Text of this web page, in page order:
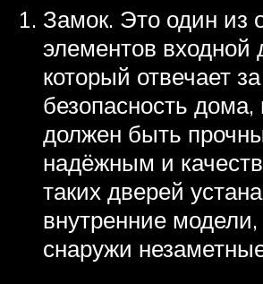
Замок. Это один из
элементов входной
который отвечает за
безопасность дома,
должен быть
надёжным и
таких дверей
внутренние
снаружи